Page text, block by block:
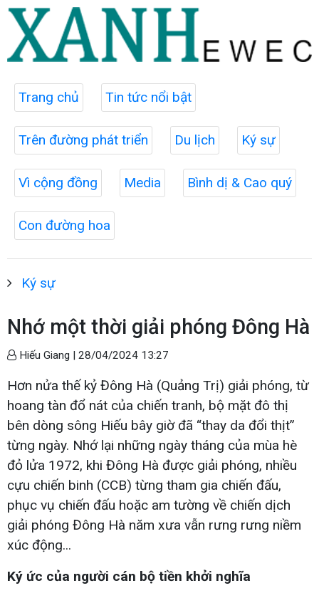
Trang chủ Tin tức nổi bật
Trên đường phát triển Du lịch Ký sự
Vì cộng đồng Media Bình dị & Cao quý
Con đường hoa
Ký sự
Nhớ một thời giải phóng Đông Hà
Hiếu Giang | 28/04/2024 13:27
Hơn nửa thế kỷ Đông Hà (Quảng Trị) giải phóng, từ
hoang tàn đổ nát của chiến tranh, bộ mặt đô thị
bên dòng sông Hiếu bây giờ đã “thay da đổi thịt”
từng ngày. Nhớ lại những ngày tháng của mùa hè
đỏ lửa 1972, khi Đông Hà được giải phóng, nhiều
cựu chiến binh (CCB) từng tham gia chiến đấu,
phục vụ chiến đấu hoặc am tường về chiến dịch
giải phóng Đông Hà năm xưa vẫn rưng rưng niềm
xúc động...
Ký ức của người cán bộ tiền khởi nghĩa